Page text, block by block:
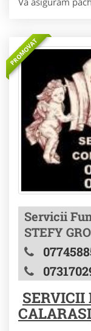
PROMOVAT
Servicii
STEFY
SERVICII
CALARASI